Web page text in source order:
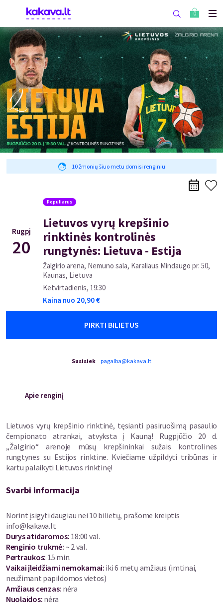
0
10 žmonių šiuo metu domisi renginiu
Rugpj
20
Populiarus
Lietuvos vyrų krepšinio
rinktinės kontrolinės
rungtynės: Lietuva - Estija
Žalgirio arena, Nemuno sala, Karaliaus Mindaugo pr. 50,
Kaunas, Lietuva
Ketvirtadienis, 19:30
Kaina nuo 20,90€
PIRKTI BILIETUS
Susisiek pagalba@kakava.lt
Apie renginį
Lietuvos vyrų krepšinio rinktinė, tęsianti pasiruošimą pasaulio
čempionato atrankai, atvyksta į Kauną! Rugpjūčio 20 d.
„Žalgirio“ arenoje mūsų krepšininkai sužais kontrolines
rungtynes su Estijos rinktine. Kviečiame užpildyti tribūnas ir
kartu palaikyti Lietuvos rinktinę!
Svarbi informacija
Norint įsigyti daugiau nei 10 bilietų, prašome kreiptis
info@kakava.lt
Durys atidaromos: 18:00 val.
Renginio trukmė: ~ 2 val.
Pertraukos: 15 min.
Vaikai įleidžiami nemokamai: iki 6 metų amžiaus (imtinai,
neužimant papildomos vietos)
Amžiaus cenzas: nėra
Nuolaidos: nėra